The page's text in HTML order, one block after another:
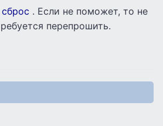
. Если не поможет, то не
перепрошить.